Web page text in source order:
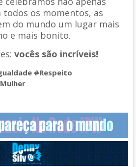
todos os momentos, as
do mundo um lugar mais
e mais bonito.
vocês são incríveis!
#Respeito